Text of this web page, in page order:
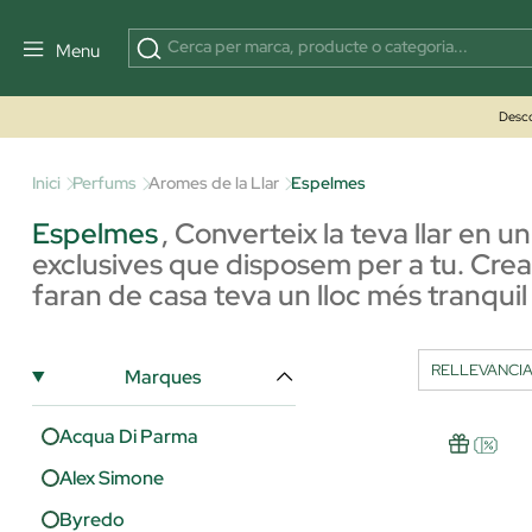
Menu
Inici Perfums Aromes de la Llar Espelmes
Espelmes, Converteix la teva llar en
exclusives que disposem per a tu.
faran de casa teva un lloc més tranquil
Marques
Acqua Di Parma
Alex Simone
Byredo